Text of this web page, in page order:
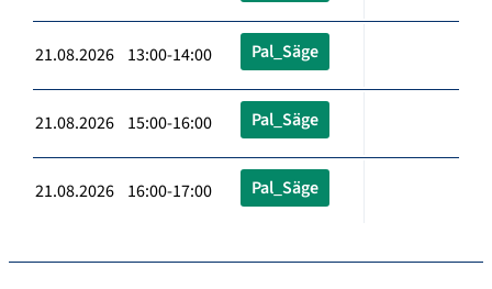
21.08.2026 13:00-14:00 Pal_Säge
21.08.2026 15:00-16:00 Pal_Säge
21.08.2026 16:00-17:00 Pal_Säge